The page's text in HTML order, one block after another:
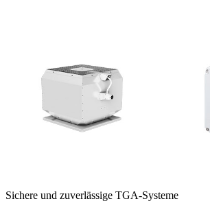
Sichere und zuverlässige TGA-Systeme